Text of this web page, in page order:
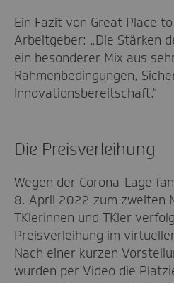
Ein Fazit von Great Place
Arbeitgeber: „Die Stärken
ein besonderer Mix aus
Rahmenbedingungen,
Innovationsbereitschaft.“
Die Preisverleihung
Wegen der Corona-Lage
8. April 2022 zum zweiten
TKlerinnen und TKler
Preisverleihung im
Nach einer kurzen
wurden per Video die